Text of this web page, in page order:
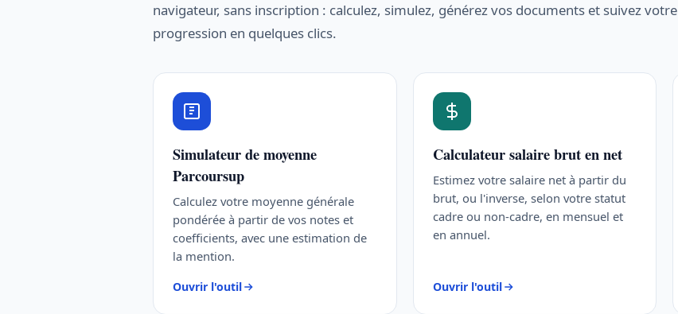
navigateur, sans inscription : calculez, simulez, générez vos documents et suivez votre
progression en quelques clics.
Simulateur de moyenne
Parcoursup
Calculez votre moyenne générale
pondérée à partir de vos notes et
coefficients, avec une estimation de
la mention.
Ouvrir l'outil
Calculateur salaire brut en net
Estimez votre salaire net à partir du
brut, ou l'inverse, selon votre statut
cadre ou non-cadre, en mensuel et
en annuel.
Ouvrir l'outil